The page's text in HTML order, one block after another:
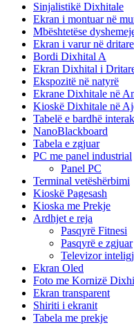
Sinjalistikë Dixhitale
Ekran i montuar në
Mbështetëse
Ekran i varur në dritare
Bordi Dixhital A
Ekran Dixhital i
Ekspozitë në natyrë
Ekrane Dixhitale në
Kioskë Dixhitale në
Tabelë e bardhë
NanoBlackboard
Tabela e zgjuar
PC me panel industrial
Panel PC
Terminal vetëshërbimi
Kioskë Pagesash
Kioska me Prekje
Ardhjet e reja
Pasqyrë Fitnesi
Pasqyrë e zgjuar
Televizor
Ekran Oled
Foto me Kornizë
Ekran transparent
Shiriti i ekranit
Tabela me prekje